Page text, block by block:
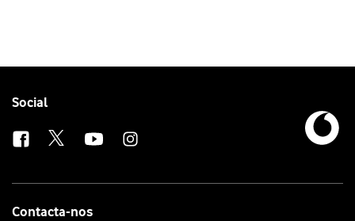
Follow
Social
Contacta-nos